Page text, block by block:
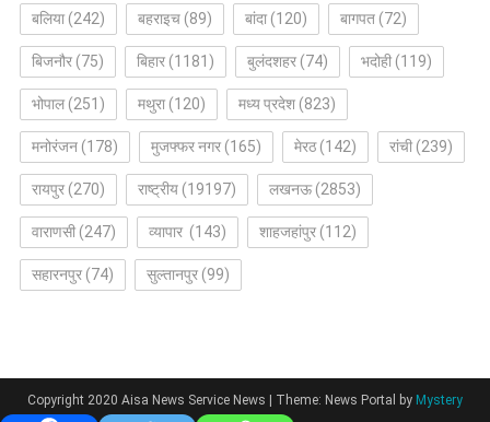
बलिया(242) बहराइच(89) बांदा(120) बागपत(72)
बिजनौर(75) बिहार(1181) बुलंदशहर(74) भदोही(119)
भोपाल(251) मथुरा(120) मध्य प्रदेश(823)
मनोरंजन(178) मुजफ्फर नगर(165) मेरठ(142) रांची(239)
रायपुर(270) राष्ट्रीय(19197) लखनऊ(2853)
वाराणसी(247) व्यापार (143) शाहजहांपुर(112)
सहारनपुर(74) सुल्तानपुर(99)
Copyright 2020 Aisa News Service News Theme: News Portal by Mystery